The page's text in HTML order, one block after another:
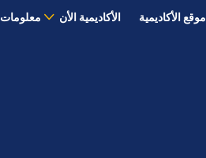
موقع الأكاديمية الأكاديمية الأن معلومات